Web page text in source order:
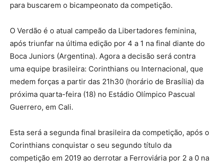
para buscarem o bicampeonato da competição.
O Verdão é o atual campeão da Libertadores feminina,
após triunfar na última edição por 4 a 1 na final diante do
Boca Juniors (Argentina). Agora a decisão será contra
uma equipe brasileira: Corinthians ou Internacional, que
medem forças a partir das 21h30 (horário de Brasília) da
próxima quarta-feira (18) no Estádio Olímpico Pascual
Guerrero, em Cali.
Esta será a segunda final brasileira da competição, após o
Corinthians conquistar o seu segundo título da
competição em 2019 ao derrotar a Ferroviária por 2 a 0 na